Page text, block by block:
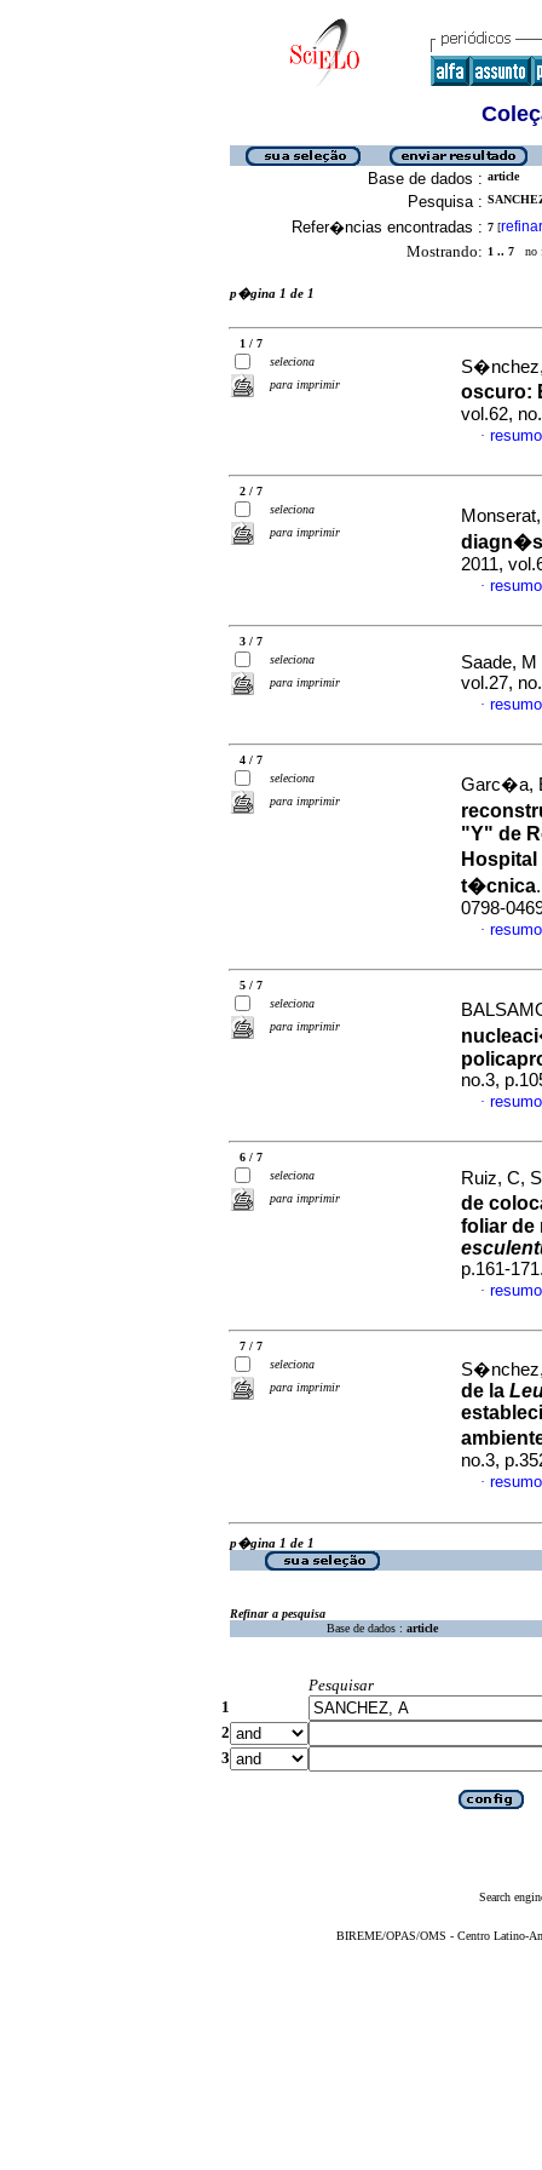
Base de dados : article
Pesquisa :
Refer�ncias encontradas : 7 [refinar
Mostrando: 1 .. 7 no
p�gina 1 de 1
1 / 7
seleciona
para imprimir
oscuro:
vol.62,
·
2 / 7
seleciona
para imprimir
2011,
·
3 / 7
seleciona
para imprimir
Saade,
vol.27,
·
4 / 7
seleciona
para imprimir
Garc�a,
"Y" de
t�cnica
0798-
·
5 / 7
seleciona
para imprimir
no.3,
·
6 / 7
seleciona
para imprimir
Ruiz, C,
de
foliar de
p.161-
·
7 / 7
seleciona
para imprimir
de la
no.3,
·
p�gina 1 de 1
Refinar a pesquisa
Base de dados : article
Pesquisar
1
2
3
Search
BIREME/OPAS/OMS - Centro Latino-